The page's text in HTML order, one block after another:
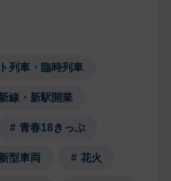
列車・臨時列車
新線・新駅開業
青春18きっぷ
新型車両 花火